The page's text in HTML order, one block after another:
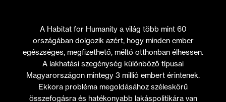
A Habitat for Humanity a világ több mint 60
országában dolgozik azért, hogy minden ember
egészséges, megfizethető, méltó otthonban élhessen.
A lakhatási szegénység különböző típusai
Magyarországon mintegy 3 millió embert érintenek.
Ekkora probléma megoldásához széleskörű
összefogásra és hatékonyabb lakáspolitikára van